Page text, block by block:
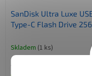
SanDisk Ultra Luxe
Type-C Flash Drive 256GB
Gen 1 / Premium Metal
Design
Skladem (1 ks)
1 285 Kč